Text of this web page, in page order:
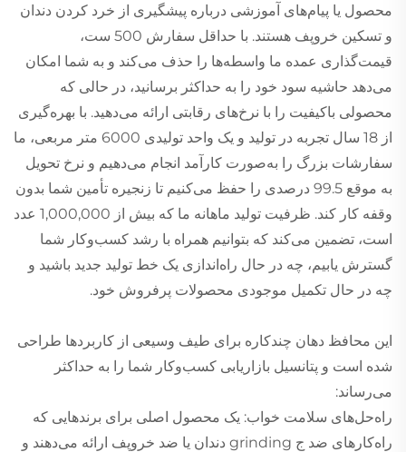
محصول یا پیام‌های آموزشی درباره پیشگیری از خرد کردن دندان
و تسکین خروپف هستند. با حداقل سفارش 500 ست،
قیمت‌گذاری عمده ما واسطه‌ها را حذف می‌کند و به شما امکان
می‌دهد حاشیه سود خود را به حداکثر برسانید، در حالی که
محصولی باکیفیت را با نرخ‌های رقابتی ارائه می‌دهید. با بهره‌گیری
از 18 سال تجربه در تولید و یک واحد تولیدی 6000 متر مربعی، ما
سفارشات بزرگ را به‌صورت کارآمد انجام می‌دهیم و نرخ تحویل
به موقع 99.5 درصدی را حفظ می‌کنیم تا زنجیره تأمین شما بدون
وقفه کار کند. ظرفیت تولید ماهانه ما که بیش از 1,000,000 عدد
است، تضمین می‌کند که بتوانیم همراه با رشد کسب‌وکار شما
گسترش یابیم، چه در حال راه‌اندازی یک خط تولید جدید باشید و
چه در حال تکمیل موجودی محصولات پرفروش خود.
این محافظ دهان چندکاره برای طیف وسیعی از کاربردها طراحی
شده است و پتانسیل بازاریابی کسب‌وکار شما را به حداکثر
می‌رساند:
راه‌حل‌های سلامت خواب: یک محصول اصلی برای برندهایی که
راه‌کارهای ضد ج grinding دندان یا ضد خروپف ارائه می‌دهند و